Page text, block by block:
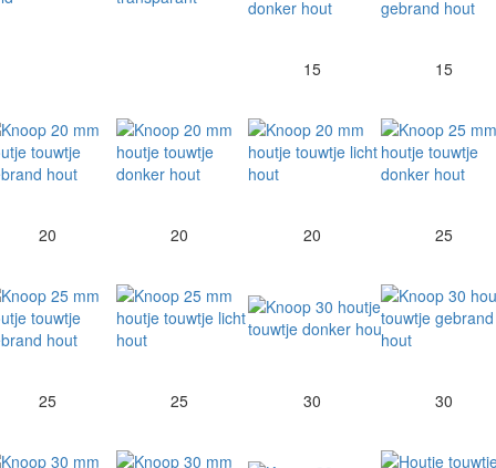
15 15
20 20 20 25
25 25 30 30